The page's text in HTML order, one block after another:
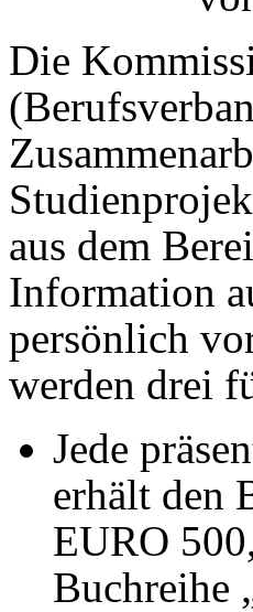
Die
aus dem
Information
persönlich
werden drei
Jede
erhält den
EURO
Buchreihe